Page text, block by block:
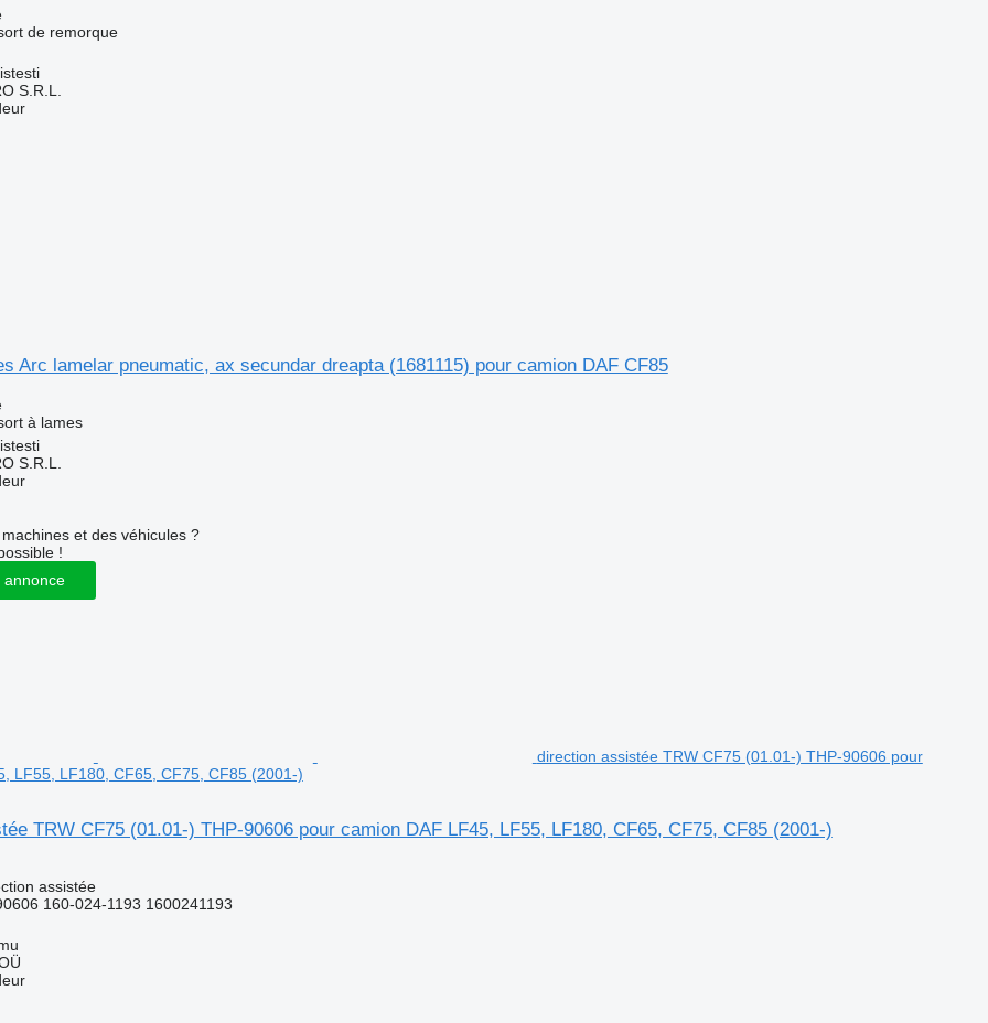
de remorque
S.R.L.
Arc lamelar pneumatic, ax secundar dreapta (1681115) pour camion DAF CF85
à lames
S.R.L.
et des véhicules ?
!
annonce
direction assistée TRW CF75 (01.01-) THP-90606 pour
LF55, LF180, CF65, CF75, CF85 (2001-)
TRW CF75 (01.01-) THP-90606 pour camion DAF LF45, LF55, LF180, CF65, CF75, CF85 (2001-)
assistée
160-024-1193 1600241193